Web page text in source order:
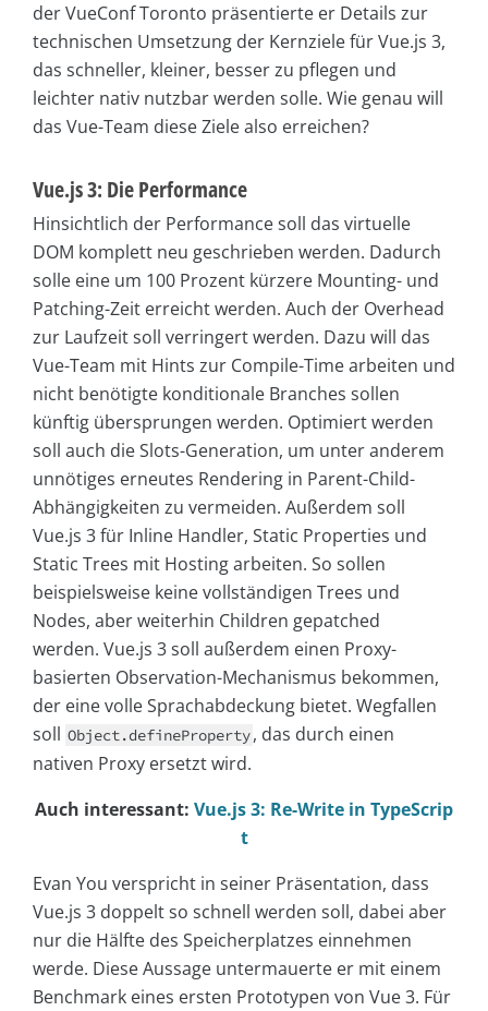
der VueConf Toronto präsentierte er Details zur
technischen Umsetzung der Kernziele für Vue.js 3,
das schneller, kleiner, besser zu pflegen und
leichter nativ nutzbar werden solle. Wie genau will
das Vue-Team diese Ziele also erreichen?
Vue.js 3: Die Performance
Hinsichtlich der Performance soll das virtuelle
DOM komplett neu geschrieben werden. Dadurch
solle eine um 100 Prozent kürzere Mounting- und
Patching-Zeit erreicht werden. Auch der Overhead
zur Laufzeit soll verringert werden. Dazu will das
Vue-Team mit Hints zur Compile-Time arbeiten und
nicht benötigte konditionale Branches sollen
künftig übersprungen werden. Optimiert werden
soll auch die Slots-Generation, um unter anderem
unnötiges erneutes Rendering in Parent-Child-
Abhängigkeiten zu vermeiden. Außerdem soll
Vue.js 3 für Inline Handler, Static Properties und
Static Trees mit Hosting arbeiten. So sollen
beispielsweise keine vollständigen Trees und
Nodes, aber weiterhin Children gepatched
werden. Vue.js 3 soll außerdem einen Proxy-
basierten Observation-Mechanismus bekommen,
der eine volle Sprachabdeckung bietet. Wegfallen
soll Object.defineProperty, das durch einen
nativen Proxy ersetzt wird.
Auch interessant: Vue.js 3: Re-Write in TypeScrip
t
Evan You verspricht in seiner Präsentation, dass
Vue.js 3 doppelt so schnell werden soll, dabei aber
nur die Hälfte des Speicherplatzes einnehmen
werde. Diese Aussage untermauerte er mit einem
Benchmark eines ersten Prototypen von Vue 3. Für